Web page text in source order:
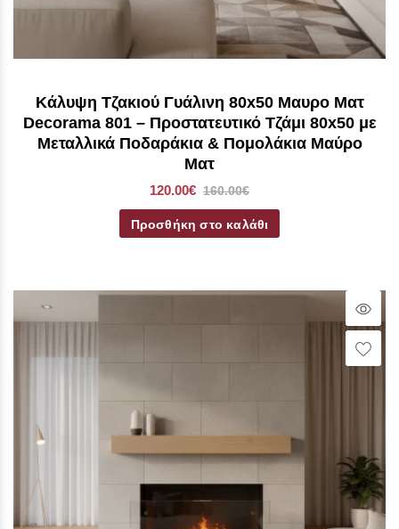
Κάλυψη Τζακιού Γυάλινη 80x50 Μαυρο Ματ
Decorama 801 – Προστατευτικό Τζάμι 80x50 με
Μεταλλικά Ποδαράκια & Πομολάκια Μαύρο
Ματ
120.00€ 160.00€
Προσθήκη στο καλάθι